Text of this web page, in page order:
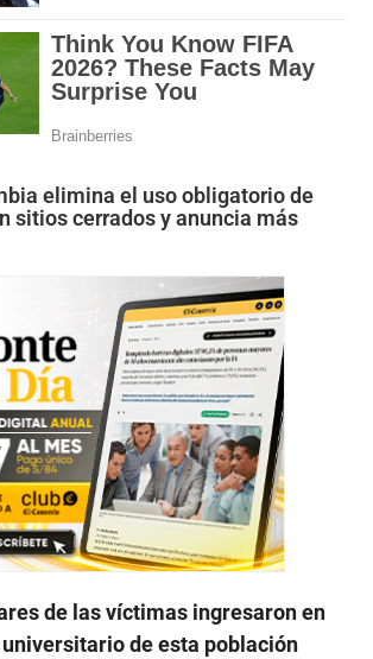
elimina el uso obligatorio de
sitios cerrados y anuncia más
de las víctimas ingresaron en
de esta población